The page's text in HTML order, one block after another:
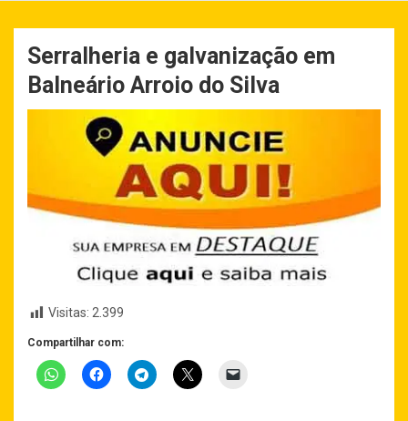
Serralheria e galvanização em
Balneário Arroio do Silva
Visitas: 2.399
Compartilhar com: